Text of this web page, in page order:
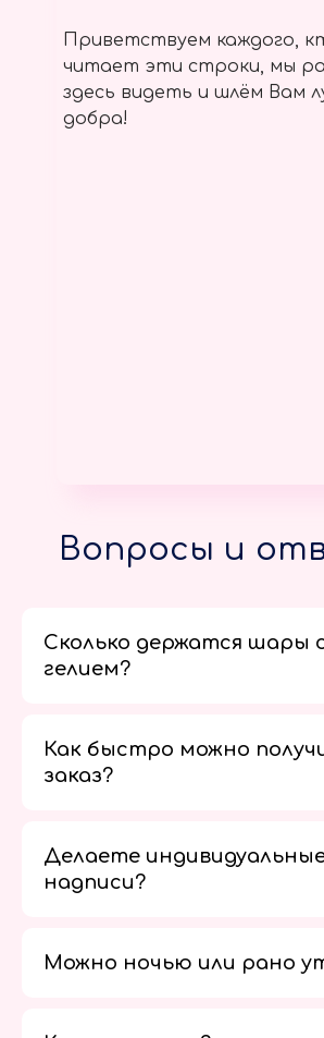
Приветствуем каждого,
читает эти строки, мы
здесь видеть и шлём Вам
добра!
Вопросы и
Сколько держатся шары
гелием?
Как быстро можно
заказ?
Делаете
надписи?
Можно ночью или рано